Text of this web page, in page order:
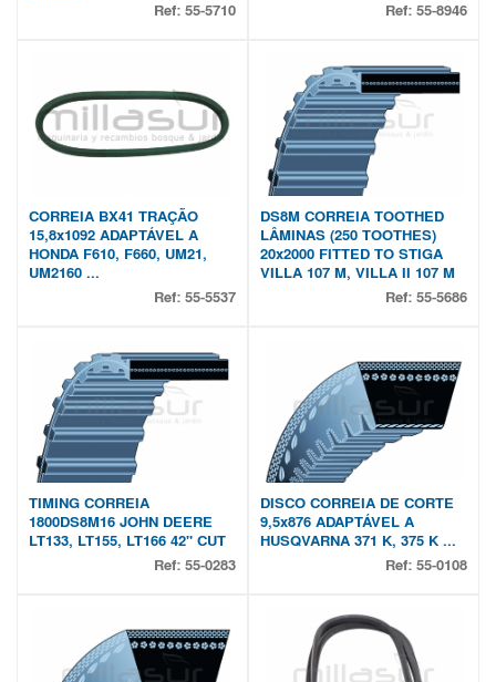
Ref: 55-5710 Ref: 55-8946
CORREIA BX41 TRAÇÃO
15,8x1092 ADAPTÁVEL A
HONDA F610, F660, UM21,
UM2160 ...
Ref: 55-5537
DS8M CORREIA TOOTHED
LÂMINAS (250 TOOTHES)
20x2000 FITTED TO STIGA
VILLA 107 M, VILLA II 107 M
Ref: 55-5686
TIMING CORREIA
1800DS8M16 JOHN DEERE
LT133, LT155, LT166 42" CUT
Ref: 55-0283
DISCO CORREIA DE CORTE
9,5x876 ADAPTÁVEL A
HUSQVARNA 371 K, 375 K ...
Ref: 55-0108